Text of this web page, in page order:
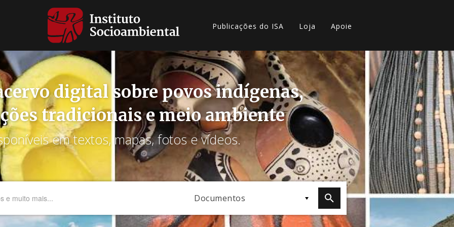
Publicações do ISA Loja Apoie
digital sobre povos indígenas,
tradicionais e meio ambiente
em textos, mapas, fotos e vídeos.
Documentos